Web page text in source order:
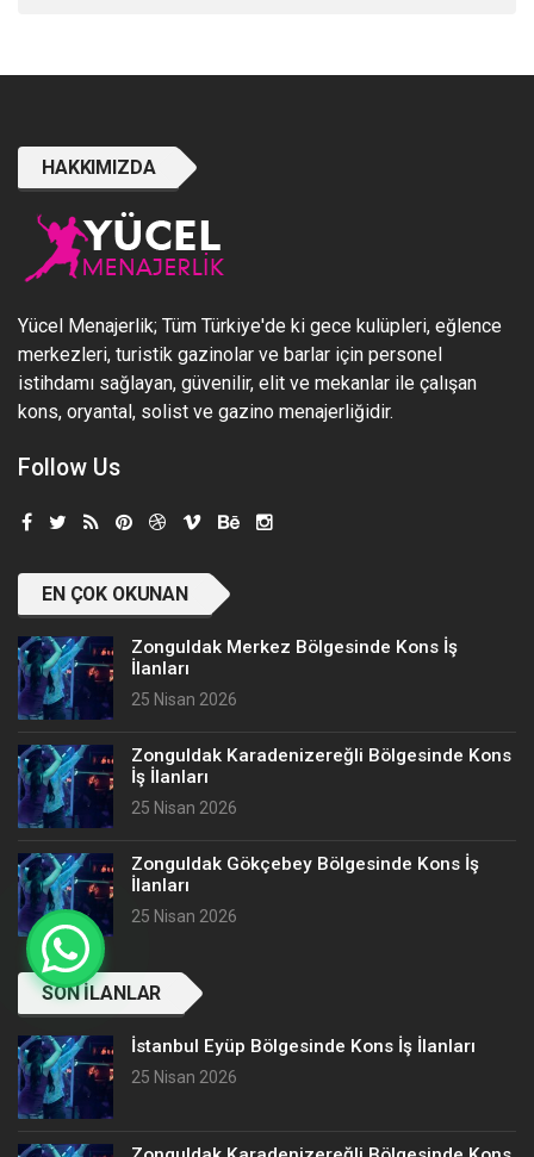
HAKKIMIZDA
Yücel Menajerlik; Tüm Türkiye'de ki gece kulüpleri, eğlence
merkezleri, turistik gazinolar ve barlar için personel
istihdamı sağlayan, güvenilir, elit ve mekanlar ile çalışan
kons, oryantal, solist ve gazino menajerliğidir.
Follow Us
EN ÇOK OKUNAN
Zonguldak Merkez Bölgesinde Kons İş
İlanları
25 Nisan 2026
Zonguldak Karadenizereğli Bölgesinde Kons
İş İlanları
25 Nisan 2026
Zonguldak Gökçebey Bölgesinde Kons İş
İlanları
25 Nisan 2026
SON İLANLAR
İstanbul Eyüp Bölgesinde Kons İş İlanları
25 Nisan 2026